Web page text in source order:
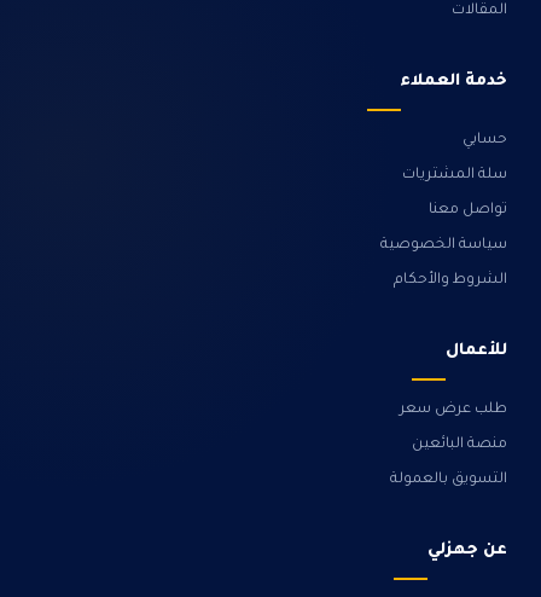
المقالات
خدمة العملاء
حسابي
سلة المشتريات
تواصل معنا
سياسة الخصوصية
الشروط والأحكام
للأعمال
طلب عرض سعر
منصة البائعين
التسويق بالعمولة
عن جهزلي